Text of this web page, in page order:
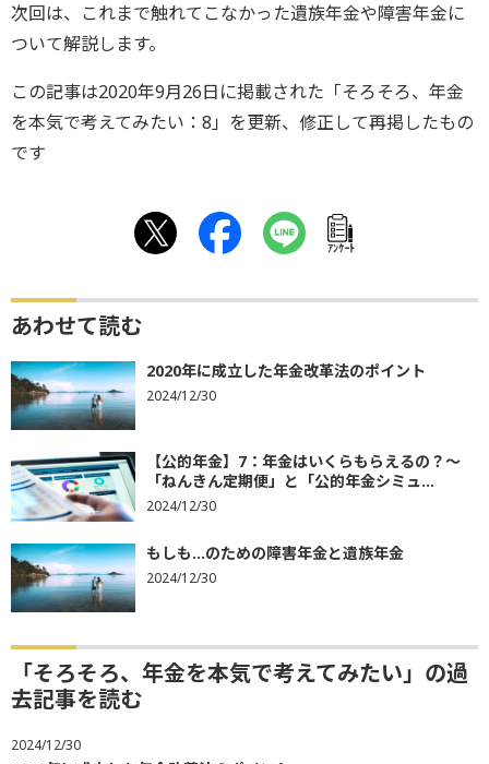
次回は、これまで触れてこなかった遺族年金や障害年金に
ついて解説します。
この記事は2020年9月26日に掲載された「そろそろ、年金
を本気で考えてみたい：8」を更新、修正して再掲したもの
です
ｱﾝｹｰﾄ
あわせて読む
2020年に成立した年金改革法のポイント
2024/12/30
【公的年金】7：年金はいくらもらえるの？～
「ねんきん定期便」と「公的年金シミュ...
2024/12/30
もしも…のための障害年金と遺族年金
2024/12/30
「そろそろ、年金を本気で考えてみたい」の過
去記事を読む
2024/12/30